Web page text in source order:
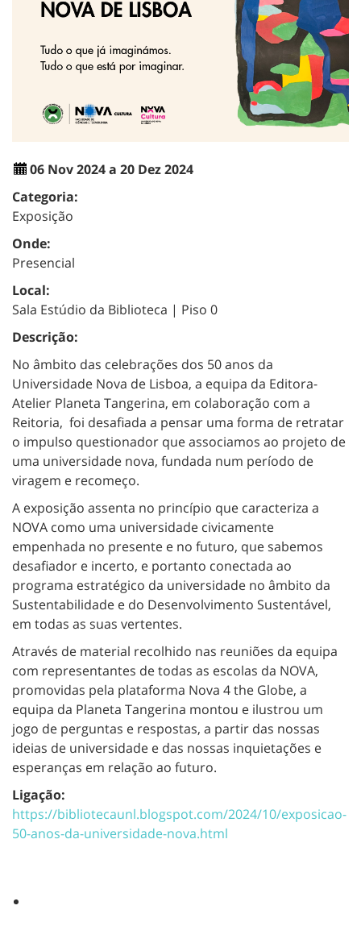
06 Nov 2024 a 20 Dez 2024
Categoria:
Exposição
Onde:
Presencial
Local:
Sala Estúdio da Biblioteca | Piso 0
Descrição:
No âmbito das celebrações dos 50 anos da
Universidade Nova de Lisboa, a equipa da Editora-
Atelier Planeta Tangerina, em colaboração com a
Reitoria, foi desafiada a pensar uma forma de retratar
o impulso questionador que associamos ao projeto de
uma universidade nova, fundada num período de
viragem e recomeço.
A exposição assenta no princípio que caracteriza a
NOVA como uma universidade civicamente
empenhada no presente e no futuro, que sabemos
desafiador e incerto, e portanto conectada ao
programa estratégico da universidade no âmbito da
Sustentabilidade e do Desenvolvimento Sustentável,
em todas as suas vertentes.
Através de material recolhido nas reuniões da equipa
com representantes de todas as escolas da NOVA,
promovidas pela plataforma Nova 4 the Globe, a
equipa da Planeta Tangerina montou e ilustrou um
jogo de perguntas e respostas, a partir das nossas
ideias de universidade e das nossas inquietações e
esperanças em relação ao futuro.
Ligação:
https://bibliotecaunl.blogspot.com/2024/10/exposicao-
50-anos-da-universidade-nova.html